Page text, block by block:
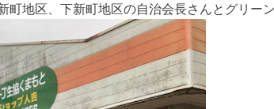
地区、下新町地区の自治会長さんとグリー